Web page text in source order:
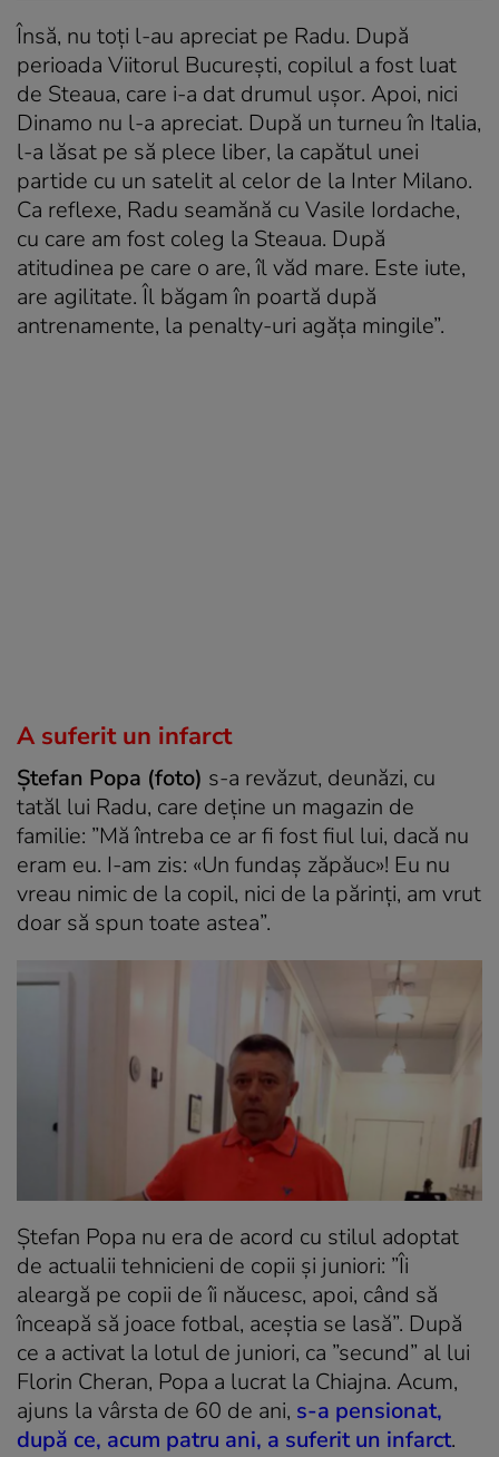
Însă, nu toți l-au apreciat pe Radu. După
perioada Viitorul București, copilul a fost luat
de Steaua, care i-a dat drumul ușor. Apoi, nici
Dinamo nu l-a apreciat. După un turneu în Italia,
l-a lăsat pe să plece liber, la capătul unei
partide cu un satelit al celor de la Inter Milano.
Ca reflexe, Radu seamănă cu Vasile Iordache,
cu care am fost coleg la Steaua. După
atitudinea pe care o are, îl văd mare. Este iute,
are agilitate. Îl băgam în poartă după
antrenamente, la penalty-uri agăța mingile”.
A suferit un infarct
Ștefan Popa (foto) s-a revăzut, deunăzi, cu
tatăl lui Radu, care deține un magazin de
familie: ”Mă întreba ce ar fi fost fiul lui, dacă nu
eram eu. I-am zis: «Un fundaș zăpăuc»! Eu nu
vreau nimic de la copil, nici de la părinți, am vrut
doar să spun toate astea”.
Ștefan Popa nu era de acord cu stilul adoptat
de actualii tehnicieni de copii și juniori: ”Îi
aleargă pe copii de îi năucesc, apoi, când să
înceapă să joace fotbal, aceștia se lasă”. După
ce a activat la lotul de juniori, ca ”secund” al lui
Florin Cheran, Popa a lucrat la Chiajna. Acum,
ajuns la vârsta de 60 de ani, s-a pensionat,
după ce, acum patru ani, a suferit un infarct.